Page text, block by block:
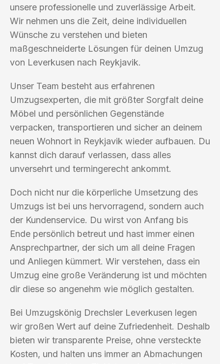
unsere professionelle und zuverlässige Arbeit.
Wir nehmen uns die Zeit, deine individuellen
Wünsche zu verstehen und bieten
maßgeschneiderte Lösungen für deinen Umzug
von Leverkusen nach Reykjavik.
Unser Team besteht aus erfahrenen
Umzugsexperten, die mit größter Sorgfalt deine
Möbel und persönlichen Gegenstände
verpacken, transportieren und sicher an deinem
neuen Wohnort in Reykjavik wieder aufbauen. Du
kannst dich darauf verlassen, dass alles
unversehrt und termingerecht ankommt.
Doch nicht nur die körperliche Umsetzung des
Umzugs ist bei uns hervorragend, sondern auch
der Kundenservice. Du wirst von Anfang bis
Ende persönlich betreut und hast immer einen
Ansprechpartner, der sich um all deine Fragen
und Anliegen kümmert. Wir verstehen, dass ein
Umzug eine große Veränderung ist und möchten
dir diese so angenehm wie möglich gestalten.
Bei Umzugskönig Drechsler Leverkusen legen
wir großen Wert auf deine Zufriedenheit. Deshalb
bieten wir transparente Preise, ohne versteckte
Kosten, und halten uns immer an Abmachungen